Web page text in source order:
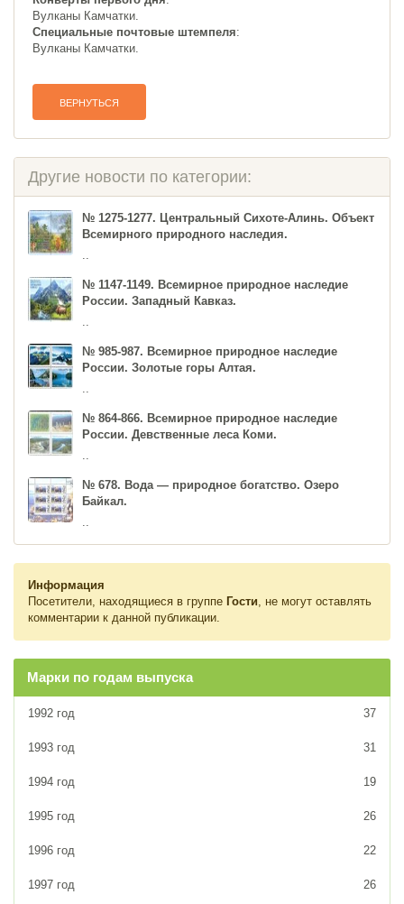
Вулканы Камчатки.
Специальные почтовые штемпеля:
Вулканы Камчатки.
ВЕРНУТЬСЯ
Другие новости по категории:
№ 1275-1277. Центральный Сихоте-Алинь. Объект
Всемирного природного наследия.
..
№ 1147-1149. Всемирное природное наследие
России. Западный Кавказ.
..
№ 985-987. Всемирное природное наследие
России. Золотые горы Алтая.
..
№ 864-866. Всемирное природное наследие
России. Девственные леса Коми.
..
№ 678. Вода — природное богатство. Озеро
Байкал.
..
Информация
Посетители, находящиеся в группе Гости, не могут оставлять
комментарии к данной публикации.
Марки по годам выпуска
1992 год 37
1993 год 31
1994 год 19
1995 год 26
1996 год 22
1997 год 26